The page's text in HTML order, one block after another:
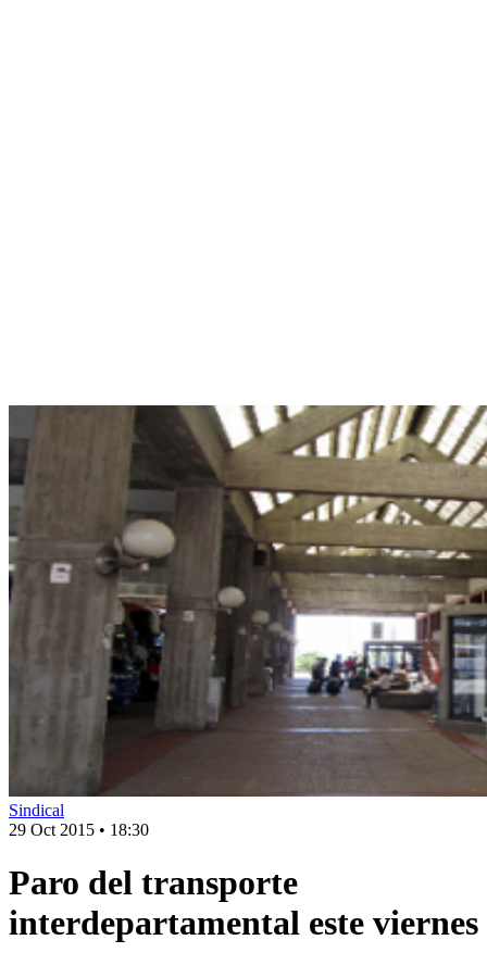
Sindical
29 Oct 2015 • 18:30
Paro del transporte
interdepartamental este viernes